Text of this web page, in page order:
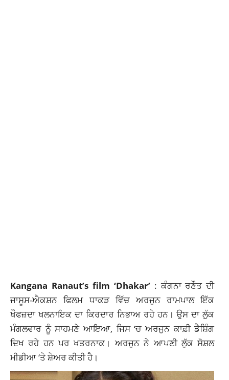
Kangana Ranaut’s film ‘Dhakar’: ਕੰਗਨਾ ਰਣੌਤ ਦੀ
ਜਾਸੂਸ-ਐਕਸ਼ਨ ਫਿਲਮ ਧਾਕੜ ਵਿੱਚ ਅਰਜੁਨ ਰਾਮਪਾਲ ਇੱਕ
ਖੌਫਜ਼ਦਾ ਖਲਨਾਇਕ ਦਾ ਕਿਰਦਾਰ ਨਿਭਾਅ ਰਹੇ ਹਨ। ਉਸ ਦਾ ਲੁੱਕ
ਮੰਗਲਵਾਰ ਨੂੰ ਸਾਹਮਣੇ ਆਇਆ, ਜਿਸ ‘ਚ ਅਰਜੁਨ ਕਾਫ਼ੀ ਡੈਸ਼ਿੰਗ
ਦਿਖ ਰਹੇ ਹਨ ਪਰ ਖਤਰਨਾਕ। ਅਰਜੁਨ ਨੇ ਆਪਣੀ ਲੁੱਕ ਸੋਸ਼ਲ
ਮੀਡੀਆ ‘ਤੇ ਸ਼ੇਅਰ ਕੀਤੀ ਹੈ।